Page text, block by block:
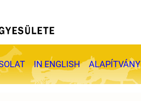
IN ENGLISH ALAPÍTVÁNY